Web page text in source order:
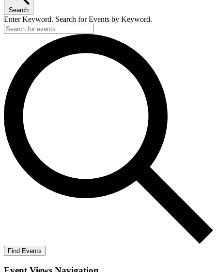
Search
Enter Keyword. Search for Events by Keyword.
Find Events